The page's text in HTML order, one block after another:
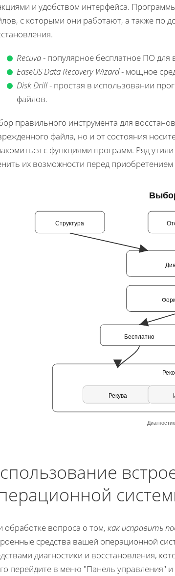
и удобством интерфейса.
с которыми они работают, а также по
Recuva- популярное бесплатное ПО для
EaseUS Data Recovery Wizard- мощное
Disk Drill- простая в использовании
файлов.
правильного инструмента для
файла, но и от состояния
с функциями программ. Ряд
их возможности перед
Структура
Бесплатно
Рекува
обработке вопроса о том, как исправить
средства вашей операционной
диагностики и восстановления,
перейдите в меню "Панель управления"